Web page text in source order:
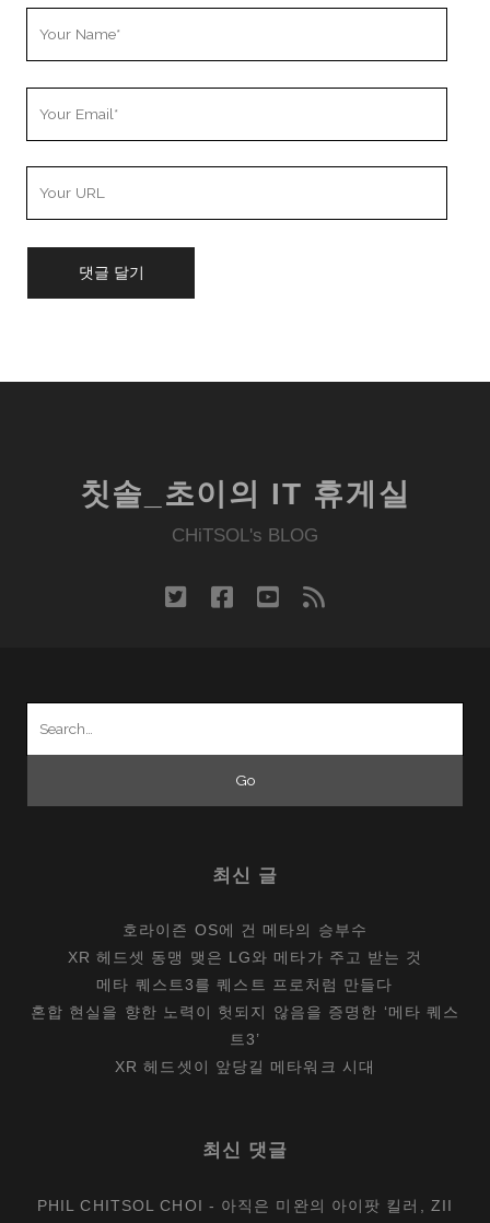
칫솔_초이의 IT 휴게실
CHiTSOL's BLOG
twitter facebook
youtube
rss
최신 글
호라이즌 OS에 건 메타의 승부수
XR 헤드셋 동맹 맺은 LG와 메타가 주고 받는 것
메타 퀘스트3를 퀘스트 프로처럼 만들다
혼합 현실을 향한 노력이 헛되지 않음을 증명한 ‘메타 퀘스
트3’
XR 헤드셋이 앞당길 메타워크 시대
최신 댓글
PHIL CHITSOL CHOI - 아직은 미완의 아이팟 킬러, ZII